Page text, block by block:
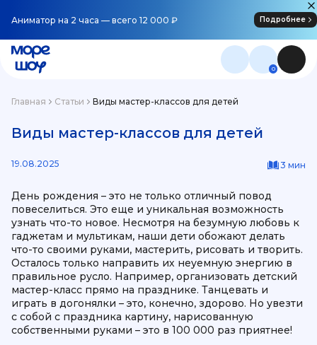
Аниматор на 2 часа — всего 12 000 ₽ Подробнее
0
Главная Статьи Виды мастер-классов для детей
Виды мастер-классов для детей
19.08.2025 3 мин
День рождения – это не только отличный повод
повеселиться. Это еще и уникальная возможность
узнать что-то новое. Несмотря на безумную любовь к
гаджетам и мультикам, наши дети обожают делать
что-то своими руками, мастерить, рисовать и творить.
Осталось только направить их неуемную энергию в
правильное русло. Например, организовать детский
мастер-класс прямо на празднике. Танцевать и
играть в догонялки – это, конечно, здорово. Но увезти
с собой с праздника картину, нарисованную
собственными руками – это в 100 000 раз приятнее!